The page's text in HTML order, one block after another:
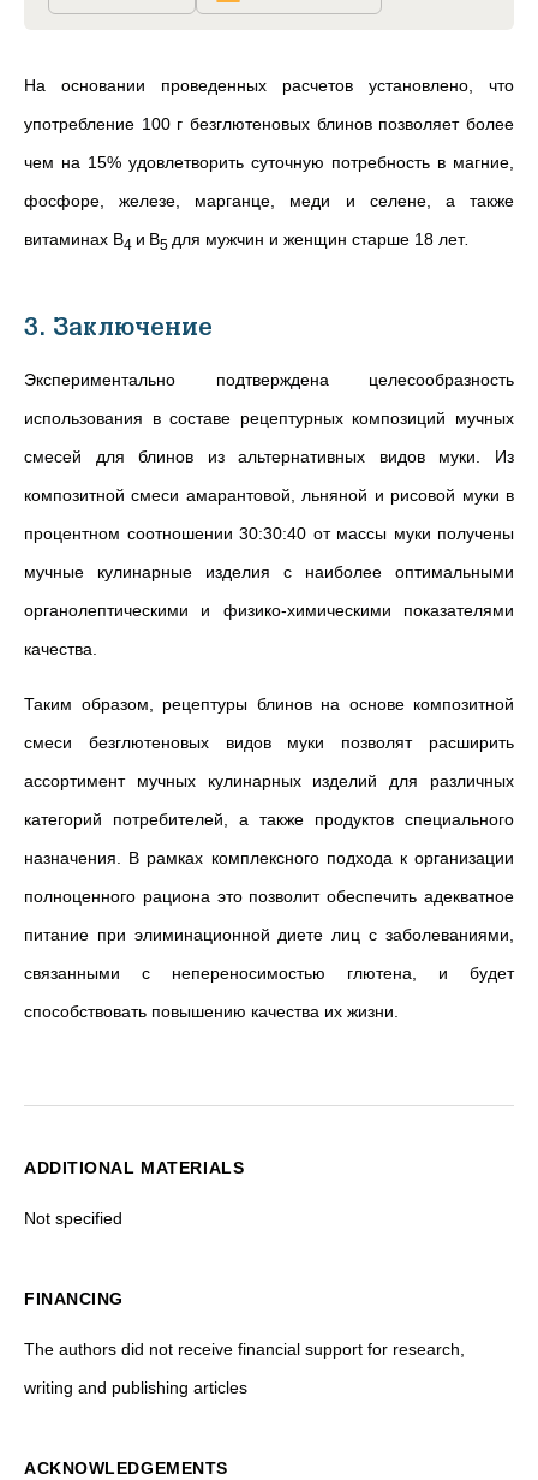
На основании проведенных расчетов установлено, что
употребление 100 г безглютеновых блинов позволяет более
чем на 15% удовлетворить суточную потребность в магние,
фосфоре, железе, марганце, меди и селене, а также
витаминах В4 и В5 для мужчин и женщин старше 18 лет.
3. Заключение
Экспериментально подтверждена целесообразность
использования в составе рецептурных композиций мучных
смесей для блинов из альтернативных видов муки. Из
композитной смеси амарантовой, льняной и рисовой муки в
процентном соотношении 30:30:40 от массы муки получены
мучные кулинарные изделия с наиболее оптимальными
органолептическими и физико-химическими показателями
качества.
Таким образом, рецептуры блинов на основе композитной
смеси безглютеновых видов муки позволят расширить
ассортимент мучных кулинарных изделий для различных
категорий потребителей, а также продуктов специального
назначения. В рамках комплексного подхода к организации
полноценного рациона это позволит обеспечить адекватное
питание при элиминационной диете лиц с заболеваниями,
связанными с непереносимостью глютена, и будет
способствовать повышению качества их жизни.
ADDITIONAL MATERIALS
Not specified
FINANCING
The authors did not receive financial support for research,
writing and publishing articles
ACKNOWLEDGEMENTS